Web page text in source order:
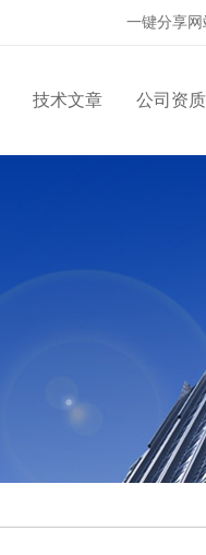
一键分享网
技术文章 公司资质